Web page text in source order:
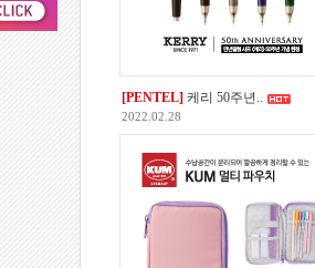
[PENTEL] 케리 50주년..
2022.02.28